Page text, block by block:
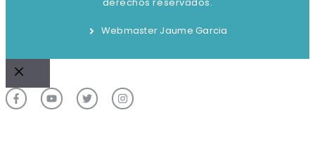
Webmaster Jaume Garcia
Cerrar